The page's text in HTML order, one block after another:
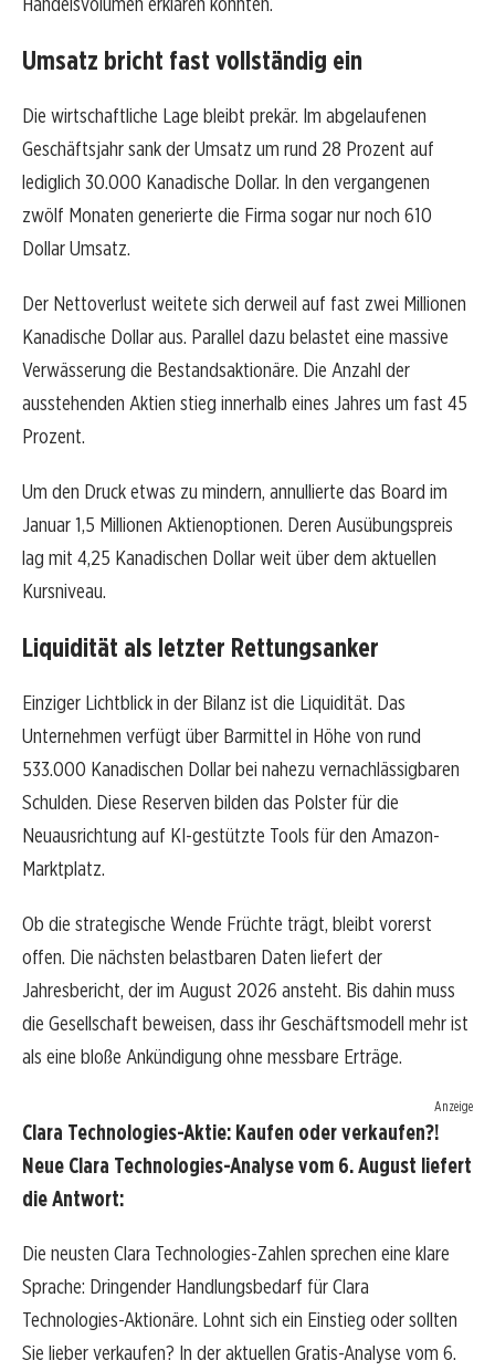
Umsatz bricht fast vollständig ein
Die wirtschaftliche Lage bleibt prekär. Im abgelaufenen
Geschäftsjahr sank der Umsatz um rund 28 Prozent auf
lediglich 30.000 Kanadische Dollar. In den vergangenen
zwölf Monaten generierte die Firma sogar nur noch 610
Dollar Umsatz.
Der Nettoverlust weitete sich derweil auf fast zwei Millionen
Kanadische Dollar aus. Parallel dazu belastet eine massive
Verwässerung die Bestandsaktionäre. Die Anzahl der
ausstehenden Aktien stieg innerhalb eines Jahres um fast 45
Prozent.
Um den Druck etwas zu mindern, annullierte das Board im
Januar 1,5 Millionen Aktienoptionen. Deren Ausübungspreis
lag mit 4,25 Kanadischen Dollar weit über dem aktuellen
Kursniveau.
Liquidität als letzter Rettungsanker
Einziger Lichtblick in der Bilanz ist die Liquidität. Das
Unternehmen verfügt über Barmittel in Höhe von rund
533.000 Kanadischen Dollar bei nahezu vernachlässigbaren
Schulden. Diese Reserven bilden das Polster für die
Neuausrichtung auf KI-gestützte Tools für den Amazon-
Marktplatz.
Ob die strategische Wende Früchte trägt, bleibt vorerst
offen. Die nächsten belastbaren Daten liefert der
Jahresbericht, der im August 2026 ansteht. Bis dahin muss
die Gesellschaft beweisen, dass ihr Geschäftsmodell mehr ist
als eine bloße Ankündigung ohne messbare Erträge.
Anzeige
Clara Technologies-Aktie: Kaufen oder verkaufen?!
Neue Clara Technologies-Analyse vom 6. August liefert
die Antwort:
Die neusten Clara Technologies-Zahlen sprechen eine klare
Sprache: Dringender Handlungsbedarf für Clara
Technologies-Aktionäre. Lohnt sich ein Einstieg oder sollten
Sie lieber verkaufen? In der aktuellen Gratis-Analyse vom 6.